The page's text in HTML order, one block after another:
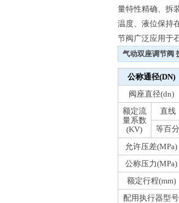
量特性精确、拆
温度、液位保持
节阀广泛应用于
气动双座调节阀
公称通径(DN)
阀座直径(dn)
额定流
量系数
(KV)
直线
等百分
允许压差(MPa)
公称压力(MPa)
额定行程(mm)
配用执行器型号